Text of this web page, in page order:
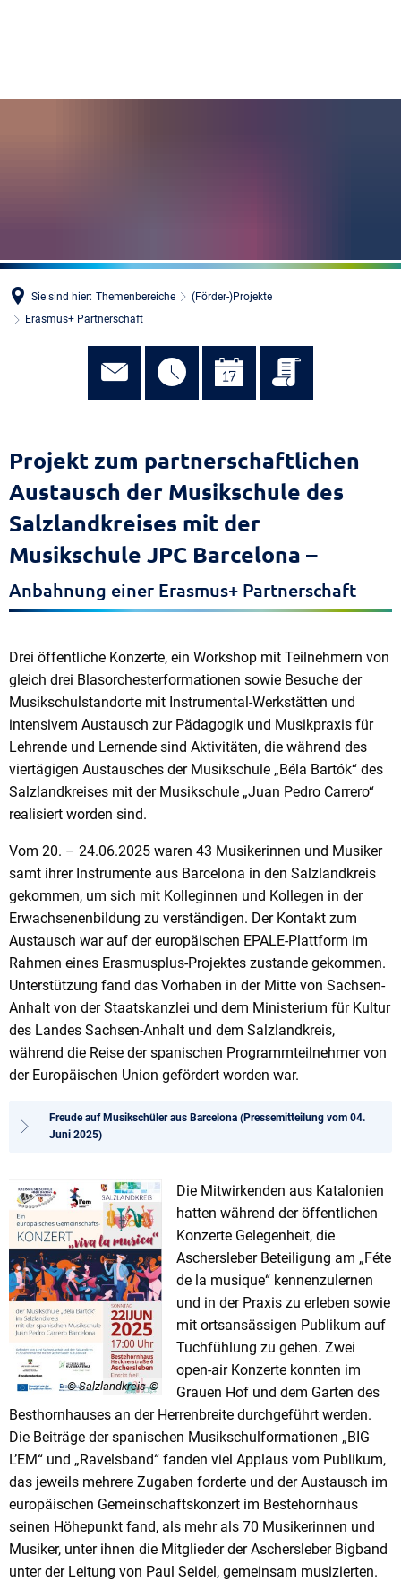
Sie sind hier: Themenbereiche
(Förder-)Projekte
Erasmus+ Partnerschaft
Projekt zum partnerschaftlichen
Austausch der Musikschule des
Salzlandkreises mit der
Musikschule JPC Barcelona –
Anbahnung einer Erasmus+ Partnerschaft
Drei öffentliche Konzerte, ein Workshop mit Teilnehmern von
gleich drei Blasorchesterformationen sowie Besuche der
Musikschulstandorte mit Instrumental-Werkstätten und
intensivem Austausch zur Pädagogik und Musikpraxis für
Lehrende und Lernende sind Aktivitäten, die während des
viertägigen Austausches der Musikschule „Béla Bartók“ des
Salzlandkreises mit der Musikschule „Juan Pedro Carrero“
realisiert worden sind.
Vom 20. – 24.06.2025 waren 43 Musikerinnen und Musiker
samt ihrer Instrumente aus Barcelona in den Salzlandkreis
gekommen, um sich mit Kolleginnen und Kollegen in der
Erwachsenenbildung zu verständigen. Der Kontakt zum
Austausch war auf der europäischen EPALE-Plattform im
Rahmen eines Erasmusplus-Projektes zustande gekommen.
Unterstützung fand das Vorhaben in der Mitte von Sachsen-
Anhalt von der Staatskanzlei und dem Ministerium für Kultur
des Landes Sachsen-Anhalt und dem Salzlandkreis,
während die Reise der spanischen Programmteilnehmer von
der Europäischen Union gefördert worden war.
Freude auf Musikschüler aus Barcelona (Pressemitteilung vom 04.
Juni 2025)
© Salzlandkreis
Die Mitwirkenden aus Katalonien
hatten während der öffentlichen
Konzerte Gelegenheit, die
Aschersleber Beteiligung am „Féte
de la musique“ kennenzulernen
und in der Praxis zu erleben sowie
mit ortsansässigen Publikum auf
Tuchfühlung zu gehen. Zwei
open-air Konzerte konnten im
Grauen Hof und dem Garten des
Besthornhauses an der Herrenbreite durchgeführt werden.
Die Beiträge der spanischen Musikschulformationen „BIG
L’EM“ und „Ravelsband“ fanden viel Applaus vom Publikum,
das jeweils mehrere Zugaben forderte und der Austausch im
europäischen Gemeinschaftskonzert im Bestehornhaus
seinen Höhepunkt fand, als mehr als 70 Musikerinnen und
Musiker, unter ihnen die Mitglieder der Aschersleber Bigband
unter der Leitung von Paul Seidel, gemeinsam musizierten.